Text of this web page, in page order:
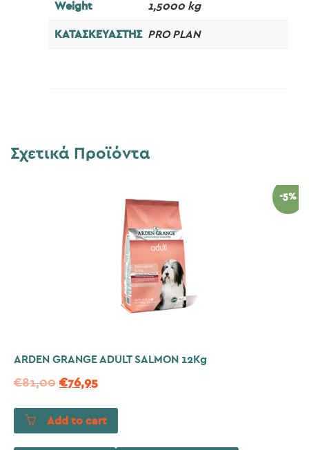
Weight 1,5000 kg
ΚΑΤΑΣΚΕΥΑΣΤΗΣ PRO PLAN
Σχετικά Προϊόντα
-5%
ARDEN GRANGE ADULT SALMON 12Kg
€81,00 €76,95
Add to cart